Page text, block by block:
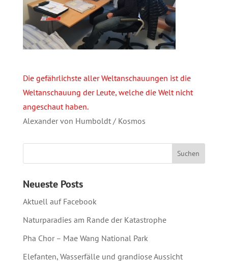
Die gefährlichste aller Weltanschauungen ist die
Weltanschauung der Leute, welche die Welt nicht
angeschaut haben.
Alexander von Humboldt / Kosmos
Neueste Posts
Aktuell auf Facebook
Naturparadies am Rande der Katastrophe
Pha Chor – Mae Wang National Park
Elefanten, Wasserfälle und grandiose Aussicht